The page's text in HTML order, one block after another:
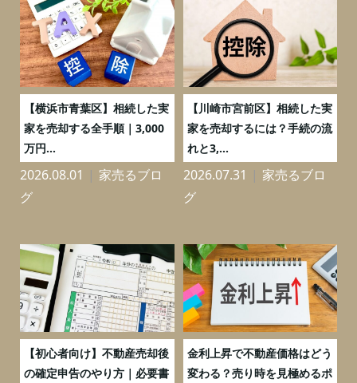
【横浜市青葉区】相続した実
家を売却する全手順｜3,000
万円...
2026.08.01
家売るブロ
グ
【川崎市宮前区】相続した実
家を売却するには？手続の流
れと3,...
2026.07.31
家売るブロ
グ
【初心者向け】不動産売却後
の確定申告のやり方｜必要書
金利上昇で不動産価格はどう
変わる？売り時を見極めるポ